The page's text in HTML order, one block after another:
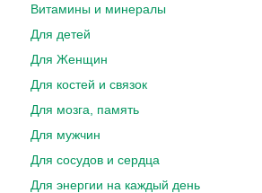
Витамины и минералы
Для детей
Для Женщин
Для костей и связок
Для мозга, память
Для мужчин
Для сосудов и сердца
Для энергии на каждый день